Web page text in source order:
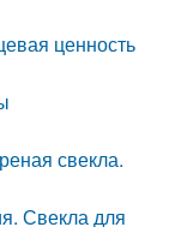
ценность
свекла.
Свекла для